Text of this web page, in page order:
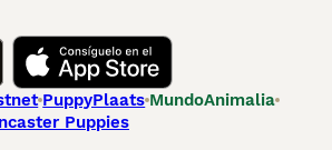
PuppyPlaats MundoAnimalia
Puppies